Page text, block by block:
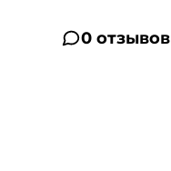
0 отзывов